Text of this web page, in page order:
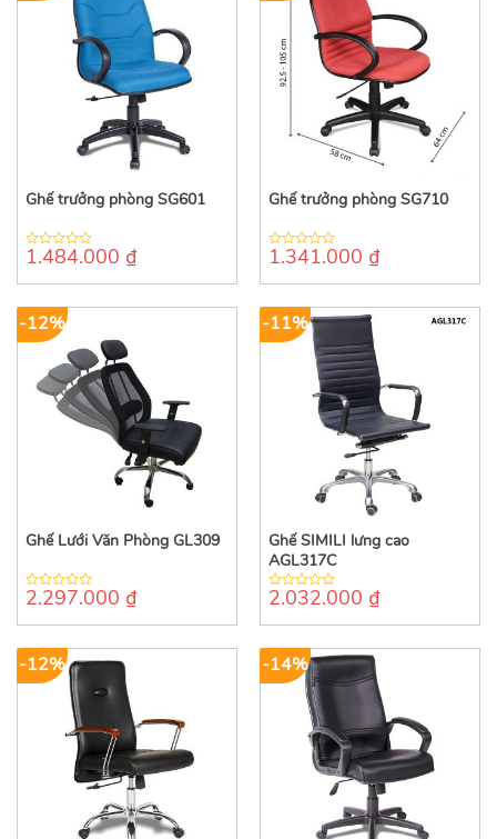
Ghế trưởng phòng SG601
0
of
1.484.000 ₫
Ghế trưởng phòng SG710
0
of
1.341.000 ₫
-12%
Ghế Lưới Văn Phòng GL309
0
of
2.297.000 ₫
-11%
Ghế SIMILI lưng cao
AGL317C
0
of
2.032.000 ₫
-12% -14%